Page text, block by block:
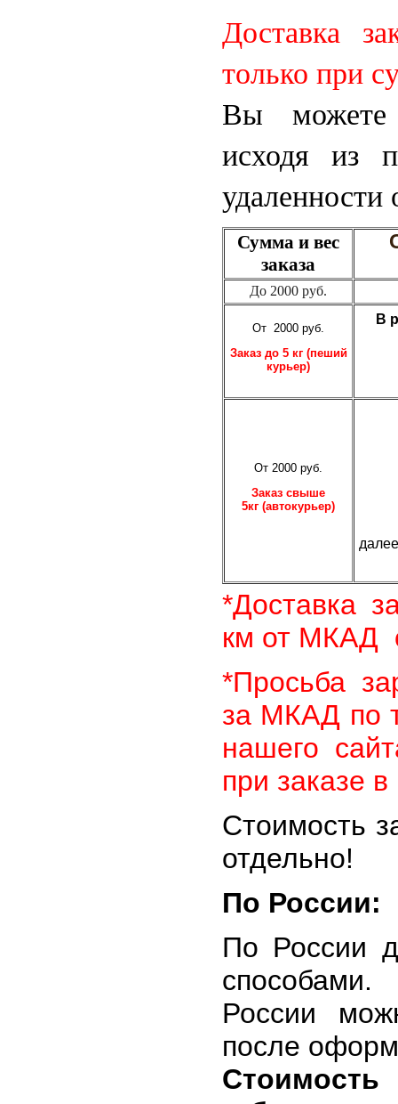
Доставка
только при
Вы можете
исходя из
Сумма и вес
заказа
До 2000 руб.
От 2000 руб.
Заказ до 5 кг (пеший
курьер)
В
От 2000 руб.
Заказ свыше
5кг (автокурьер)
*Доставка
км от МКАД
*Просьба
за МКАД по
нашего
при заказе
Стоимость
отдельно!
По России:
По России
России
после